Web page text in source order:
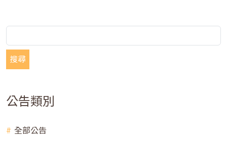
搜尋
公告類別
全部公告